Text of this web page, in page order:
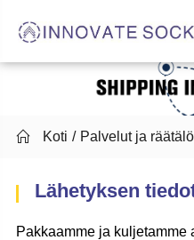
 Koti Palvelut ja
Lähetyksen
Pakkaamme ja kuljetamme